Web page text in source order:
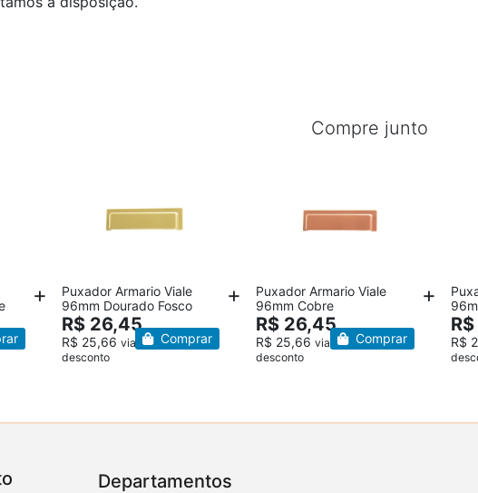
Compre junto
Puxador Armario Viale
96mm Dourado Fosco
R$ 26,45
R$ 25,66 via Pix – 3%
desconto
Comprar
Puxador Armario Viale
96mm Cobre
R$ 26,45
R$ 25,66 via Pix – 3%
desconto
Comprar R$
Departamentos